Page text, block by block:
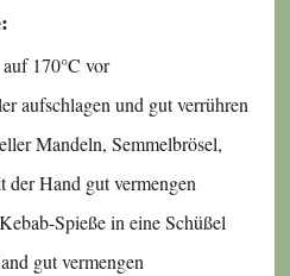
170°C vor
aufschlagen und gut verrühren
Mandeln, Semmelbrösel,
der Hand gut vermengen
Spieße in eine Schüßel
gut vermengen